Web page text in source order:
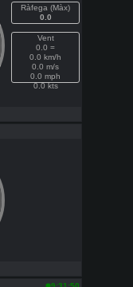
Ràfega (Màx)
0.0
Vent
0.0 =
0.0 km/h
0.0 m/s
0.0 mph
0.0 kts